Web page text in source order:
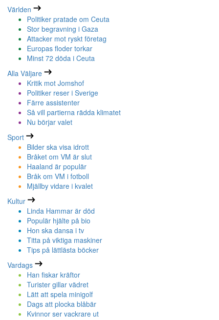
Världen
Politiker pratade om Ceuta
Stor begravning i Gaza
Attacker mot ryskt företag
Europas floder torkar
Minst 72 döda i Ceuta
Alla Väljare
Kritik mot Jomshof
Politiker reser i Sverige
Färre assistenter
Så vill partierna rädda klimatet
Nu börjar valet
Sport
Bilder ska visa idrott
Bråket om VM är slut
Haaland är populär
Bråk om VM i fotboll
Mjällby vidare i kvalet
Kultur
Linda Hammar är död
Populär hjälte på bio
Hon ska dansa i tv
Titta på viktiga maskiner
Tips på lättlästa böcker
Vardags
Han fiskar kräftor
Turister gillar vädret
Lätt att spela minigolf
Dags att plocka blåbär
Kvinnor ser vackrare ut